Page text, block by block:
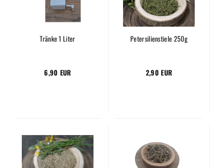
Tränke 1 Liter
6,90 EUR
Petersilienstiele 250g
2,90 EUR